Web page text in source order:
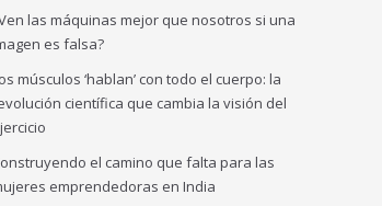
las máquinas mejor que nosotros si una
es falsa?
músculos ‘hablan’ con todo el cuerpo: la
científica que cambia la visión del
el camino que falta para las
emprendedoras en India